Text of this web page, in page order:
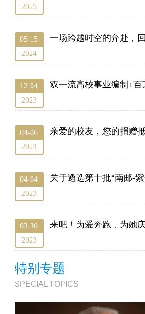
2025
05-15
2024
一场跨越时空的奔赴，
12-04
2023
双一流高校事业编制+百
04-06
2023
亲爱的校友，您的捐赠
04-04
2023
关于遴选第十批“南邮-
03-30
2023
来吧！为爱奔跑，为她庆
特别专题
SPECIAL TOPICS